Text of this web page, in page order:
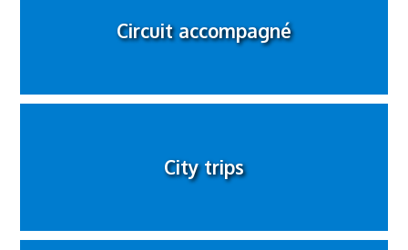
Circuit accompagné
City trips